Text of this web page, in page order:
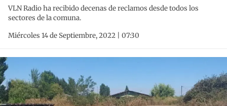
VLN Radio ha recibido decenas de reclamos desde todos los
sectores de la comuna.
Miércoles 14 de Septiembre, 2022 | 07:30